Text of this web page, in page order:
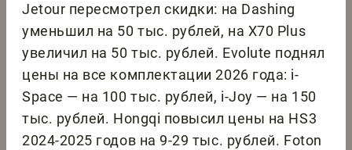
Jetour пересмотрел скидки: на Dashing
уменьшил на 50 тыс. рублей, на X70 Plus
увеличил на 50 тыс. рублей. Evolute поднял
цены на все комплектации 2026 года: i-
Space — на 100 тыс. рублей, i-Joy — на 150
тыс. рублей. Hongqi повысил цены на HS3
2024-2025 годов на 9-29 тыс. рублей. Foton